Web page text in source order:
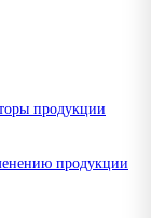
продукции
продукции